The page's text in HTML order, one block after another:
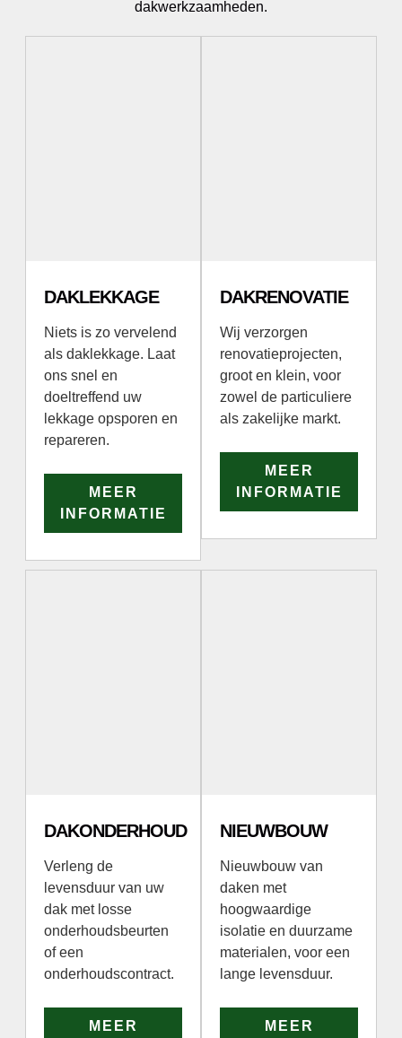
dakwerkzaamheden.
DAKLEKKAGE
Niets is zo vervelend
als daklekkage. Laat
ons snel en
doeltreffend uw
lekkage opsporen en
repareren.
MEER
INFORMATIE
DAKRENOVATIE
Wij verzorgen
renovatieprojecten,
groot en klein, voor
zowel de particuliere
als zakelijke markt.
MEER
INFORMATIE
DAKONDERHOUD
Verleng de
levensduur van uw
dak met losse
onderhoudsbeurten
of een
onderhoudscontract.
MEER
NIEUWBOUW
Nieuwbouw van
daken met
hoogwaardige
isolatie en duurzame
materialen, voor een
lange levensduur.
MEER